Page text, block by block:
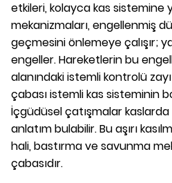
etkileri, kolayca kas sistemine
mekanizmaları, engellenmiş
geçmesini önlemeye çalışır;
engeller. Hareketlerin bu
alanındaki istemli kontrolü
çabası istemli kas sisteminin
İçgüdüsel çatışmalar kaslarda
anlatım bulabilir. Bu aşırı
hali, bastırma ve savunma
çabasıdır.